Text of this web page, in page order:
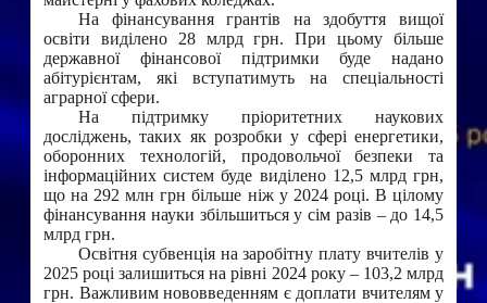
На фінансування грантів на здобуття вищої
освіти виділено 28 млрд грн. При цьому більше
державної фінансової підтримки буде надано
абітурієнтам, які вступатимуть на спеціальності
аграрної сфери.
На підтримку пріоритетних наукових
досліджень, таких як розробки у сфері енергетики,
оборонних технологій, продовольчої безпеки та
інформаційних систем буде виділено 12,5 млрд грн,
що на 292 млн грн більше ніж у 2024 році. В цілому
фінансування науки збільшиться у сім разів – до 14,5
млрд грн.
Освітня субвенція на заробітну плату вчителів у
2025 році залишиться на рівні 2024 року – 103,2 млрд
грн. Важливим нововведенням є доплати вчителям у